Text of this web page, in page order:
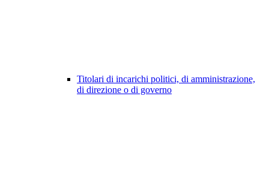
Titolari di incarichi politici, di amministrazione,
di direzione o di governo